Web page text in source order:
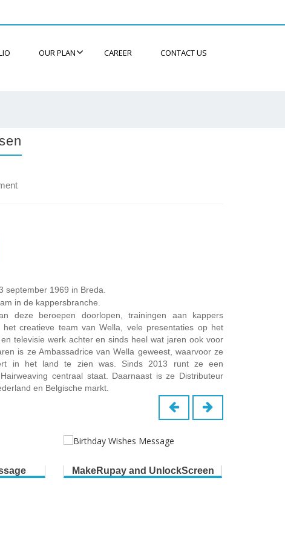
OUR PLAN CAREER CONTACT US
september 1969 in Breda.
in de kappersbranche.
deze beroepen doorlopen, trainingen aan kappers
creatieve team van Wella, vele presentaties op het
televisie werk achter en sinds heel wat jaren ook voor
is ze Ambassadrice van Wella geweest, waarvoor ze
in het land te zien was. Sinds 2013 runt ze een
centraal staat. Daarnaast is ze Distributeur
en Belgische markt.
MakeRupay and UnlockScreen